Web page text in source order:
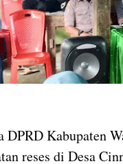
DPRD Kabupaten
reses di Desa